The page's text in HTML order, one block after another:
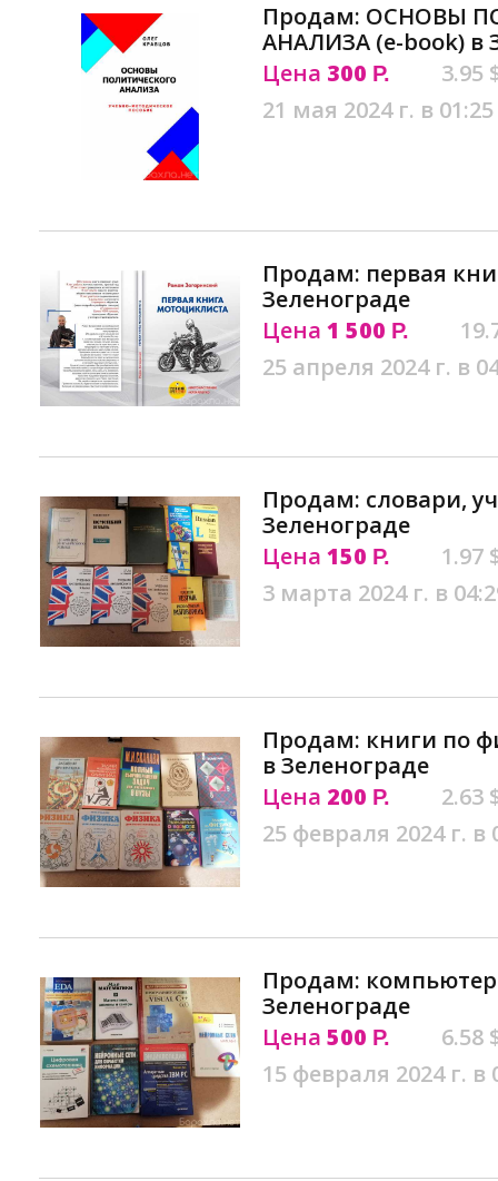
Продам: ОСНОВЫ
АНАЛИЗА (e-book) в
Цена 300 Р.
3.95
21 мая 2024 г. в 01:25
Продам: первая
Зеленограде
Цена 1 500 Р.
25 апреля 2024 г. в
Продам: словари,
Зеленограде
Цена 150 Р.
1.97
3 марта 2024 г. в
Продам: книги по
в Зеленограде
Цена 200 Р.
2.63
25 февраля 2024 г. в
Продам:
Зеленограде
Цена 500 Р.
6.58
15 февраля 2024 г. в